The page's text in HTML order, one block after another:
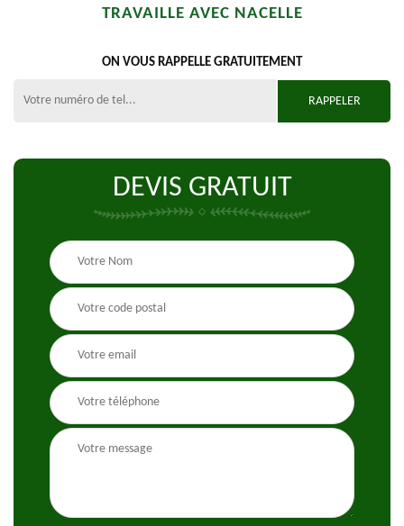
TRAVAILLE AVEC NACELLE
ON VOUS RAPPELLE GRATUITEMENT
DEVIS GRATUIT